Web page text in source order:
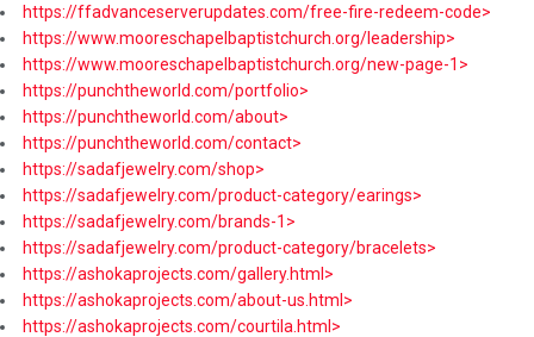
https://ffadvanceserverupdates.com/free-fire-redeem-code>
https://www.mooreschapelbaptistchurch.org/leadership>
https://www.mooreschapelbaptistchurch.org/new-page-1>
https://punchtheworld.com/portfolio>
https://punchtheworld.com/about>
https://punchtheworld.com/contact>
https://sadafjewelry.com/shop>
https://sadafjewelry.com/product-category/earings>
https://sadafjewelry.com/brands-1>
https://sadafjewelry.com/product-category/bracelets>
https://ashokaprojects.com/gallery.html>
https://ashokaprojects.com/about-us.html>
https://ashokaprojects.com/courtila.html>